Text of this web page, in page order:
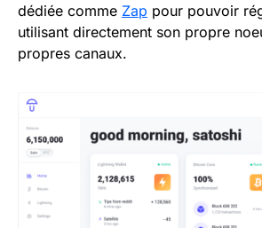
dédiée comme Zap pour pouvoir
utilisant directement son propre
propres canaux.